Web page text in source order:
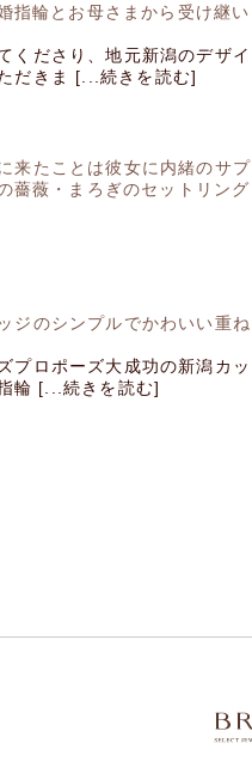
指輪とお母さまから受け継い
くださり、地元新潟のデザイ
だきま [...続きを読む]
来たことは彼女に内緒のサプ
薔薇・まろぎのセットリング
ジのシンプルでかわいい重ね
プロポーズ大成功の新潟カッ
輪 [...続きを読む]